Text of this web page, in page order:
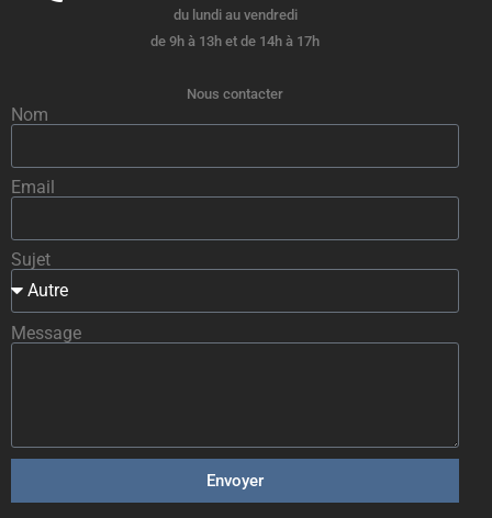
du lundi au vendredi
de 9h à 13h et de 14h à 17h
Nous contacter
Nom
Email
Sujet
Message
Envoyer